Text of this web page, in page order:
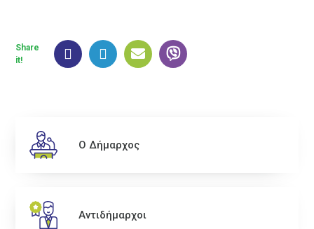
Share
it!
Ο Δήμαρχος
Αντιδήμαρχοι